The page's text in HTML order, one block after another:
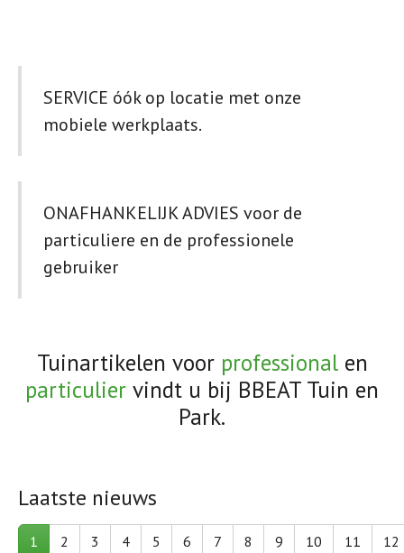
SERVICE óók op locatie met onze
mobiele werkplaats.
ONAFHANKELIJK ADVIES voor de
particuliere en de professionele
gebruiker
Tuinartikelen voor professional en
particulier vindt u bij BBEAT Tuin en
Park.
Laatste nieuws
1 2 3 4 5 6 7 8 9 10 11 12